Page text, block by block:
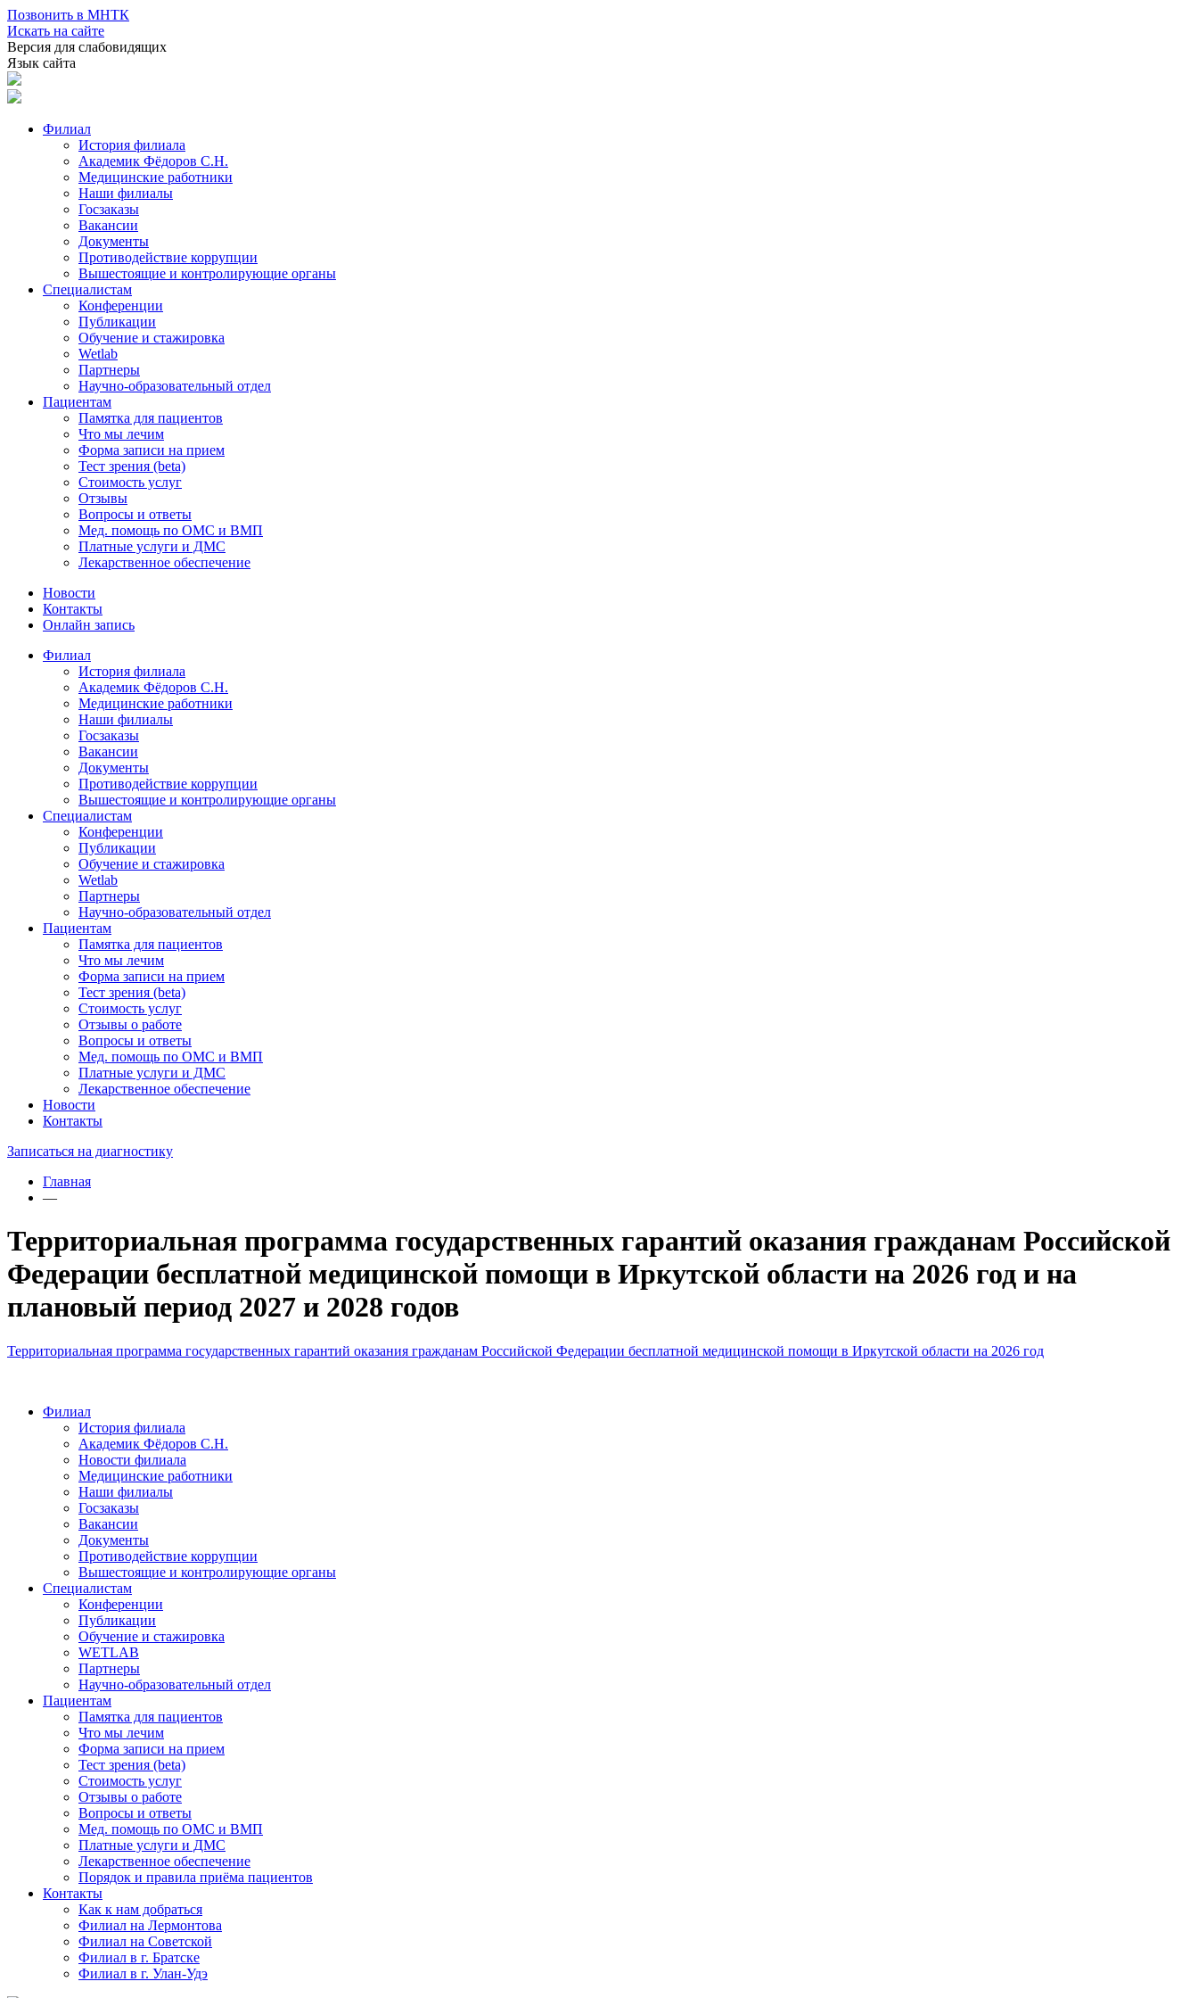
Позвонить в МНТК
Искать на сайте
Версия для слабовидящих
Язык сайта
Филиал
История филиала
Академик Фёдоров С.Н.
Медицинские работники
Наши филиалы
Госзаказы
Вакансии
Документы
Противодействие коррупции
Вышестоящие и контролирующие органы
Специалистам
Конференции
Публикации
Обучение и стажировка
Wetlab
Партнеры
Научно-образовательный отдел
Пациентам
Памятка для пациентов
Что мы лечим
Форма записи на прием
Тест зрения (beta)
Стоимость услуг
Отзывы
Вопросы и ответы
Мед. помощь по ОМС и ВМП
Платные услуги и ДМС
Лекарственное обеспечение
Новости
Контакты
Онлайн запись
Филиал
История филиала
Академик Фёдоров С.Н.
Медицинские работники
Наши филиалы
Госзаказы
Вакансии
Документы
Противодействие коррупции
Вышестоящие и контролирующие органы
Специалистам
Конференции
Публикации
Обучение и стажировка
Wetlab
Партнеры
Научно-образовательный отдел
Пациентам
Памятка для пациентов
Что мы лечим
Форма записи на прием
Тест зрения (beta)
Стоимость услуг
Отзывы о работе
Вопросы и ответы
Мед. помощь по ОМС и ВМП
Платные услуги и ДМС
Лекарственное обеспечение
Новости
Контакты
Записаться на диагностику
Главная
—
Территориальная программа государственных гарантий оказания гражданам Российской
Федерации бесплатной медицинской помощи в Иркутской области на 2026 год и на
плановый период 2027 и 2028 годов
Территориальная программа государственных гарантий оказания гражданам Российской Федерации бесплатной медицинской помощи в Иркутской области на 2026 год
Филиал
История филиала
Академик Фёдоров С.Н.
Новости филиала
Медицинские работники
Наши филиалы
Госзаказы
Вакансии
Документы
Противодействие коррупции
Вышестоящие и контролирующие органы
Специалистам
Конференции
Публикации
Обучение и стажировка
WETLAB
Партнеры
Научно-образовательный отдел
Пациентам
Памятка для пациентов
Что мы лечим
Форма записи на прием
Тест зрения (beta)
Стоимость услуг
Отзывы о работе
Вопросы и ответы
Мед. помощь по ОМС и ВМП
Платные услуги и ДМС
Лекарственное обеспечение
Порядок и правила приёма пациентов
Контакты
Как к нам добраться
Филиал на Лермонтова
Филиал на Советской
Филиал в г. Братске
Филиал в г. Улан-Удэ